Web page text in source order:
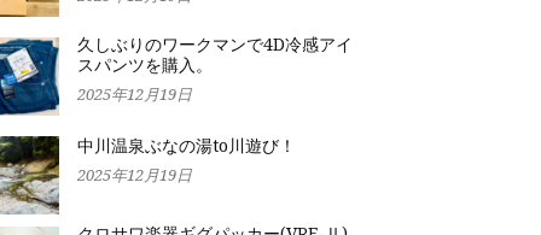
久しぶりのワークマンで4D冷感アイ
スパンツを購入。
2025年12月19日
中川温泉ぶなの湯to川遊び！
2025年12月19日